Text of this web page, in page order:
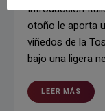
Introducción
otoño le aporta
viñedos de la
bajo una ligera
LEER MÁS